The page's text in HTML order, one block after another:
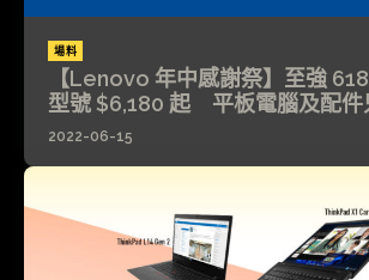
場料
【Lenovo 年中感謝祭】至強
型號 $6,180 起 平板電腦及配件
2022-06-15